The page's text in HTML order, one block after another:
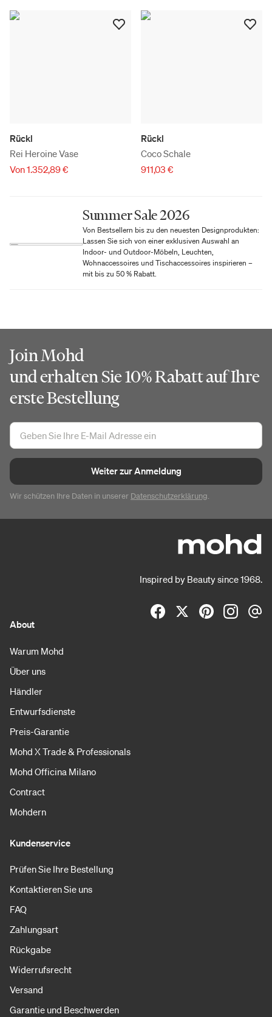
Rückl
Rei Heroine Vase
Von 1.352,89 €
Rückl
Coco Schale
911,03 €
Summer Sale 2026
Von Bestsellern bis zu den neuesten Designprodukten:
Lassen Sie sich von einer exklusiven Auswahl an
Indoor- und Outdoor-Möbeln, Leuchten,
Wohnaccessoires und Tischaccessoires inspirieren –
mit bis zu 50 % Rabatt.
Join Mohd
und erhalten Sie 10% Rabatt auf Ihre
erste Bestellung
Weiter zur Anmeldung
Wir schützen Ihre Daten in unserer Datenschutzerklärung.
Inspired by Beauty since 1968.
About
Warum Mohd
Über uns
Händler
Entwurfsdienste
Preis-Garantie
Mohd X Trade & Professionals
Mohd Officina Milano
Contract
Mohdern
Kundenservice
Prüfen Sie Ihre Bestellung
Kontaktieren Sie uns
FAQ
Zahlungsart
Rückgabe
Widerrufsrecht
Versand
Garantie und Beschwerden